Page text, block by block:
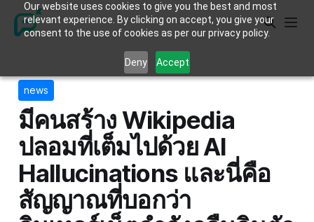
Our website uses cookies to give you the best and most
relevant experience. By clicking on accept, you give your
consent to the use of cookies as per our privacy policy.
Deny Accept
news
มีคนสร้าง Wikipedia
ปลอมที่เต็มไปด้วย AI
Hallucinations และนี่คือ
สัญญาณที่บอกว่า